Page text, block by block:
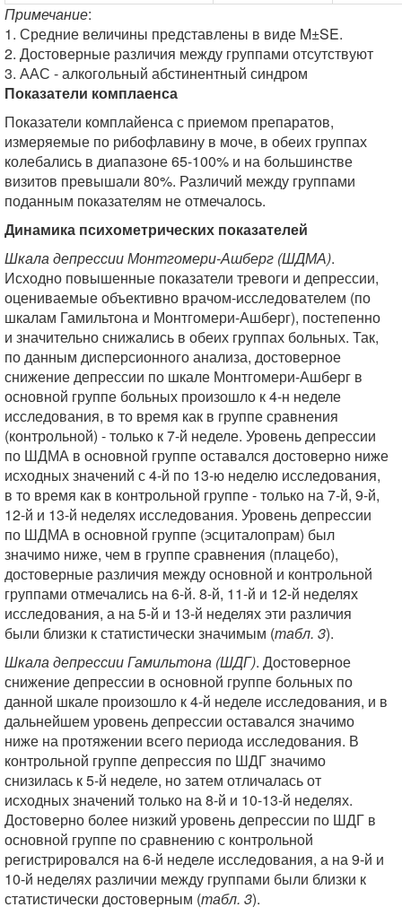
Примечание:
1. Средние величины представлены в виде M±SE.
2. Достоверные различия между группами отсутствуют
3. ААС - алкогольный абстинентный синдром
Показатели комплаенса
Показатели комплайенса с приемом препаратов,
измеряемые по рибофлавину в моче, в обеих группах
колебались в диапазоне 65-100% и на большинстве
визитов превышали 80%. Различий между группами
поданным показателям не отмечалось.
Динамика психометрических показателей
Шкала депрессии Монтгомери-Ашберг (ШДМА).
Исходно повышенные показатели тревоги и депрессии,
оцениваемые объективно врачом-исследователем (по
шкалам Гамильтона и Монтгомери-Ашберг), постепенно
и значительно снижались в обеих группах больных. Так,
по данным дисперсионного анализа, достоверное
снижение депрессии по шкале Монтгомери-Ашберг в
основной группе больных произошло к 4-н неделе
исследования, в то время как в группе сравнения
(контрольной) - только к 7-й неделе. Уровень депрессии
по ШДМА в основной группе оставался достоверно ниже
исходных значений с 4-й по 13-ю неделю исследования,
в то время как в контрольной группе - только на 7-й, 9-й,
12-й и 13-й неделях исследования. Уровень депрессии
по ШДМА в основной группе (эсциталопрам) был
значимо ниже, чем в группе сравнения (плацебо),
достоверные различия между основной и контрольной
группами отмечались на 6-й. 8-й, 11-й и 12-й неделях
исследования, а на 5-й и 13-й неделях эти различия
были близки к статистически значимым (табл. 3).
Шкала депрессии Гамильтона (ШДГ). Достоверное
снижение депрессии в основной группе больных по
данной шкале произошло к 4-й неделе исследования, и в
дальнейшем уровень депрессии оставался значимо
ниже на протяжении всего периода исследования. В
контрольной группе депрессия по ШДГ значимо
снизилась к 5-й неделе, но затем отличалась от
исходных значений только на 8-й и 10-13-й неделях.
Достоверно более низкий уровень депрессии по ШДГ в
основной группе по сравнению с контрольной
регистрировался на 6-й неделе исследования, а на 9-й и
10-й неделях различии между группами были близки к
статистически достоверным (табл. 3).